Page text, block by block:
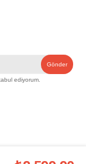
Gönder
ediyorum.
hakları saklıdır.